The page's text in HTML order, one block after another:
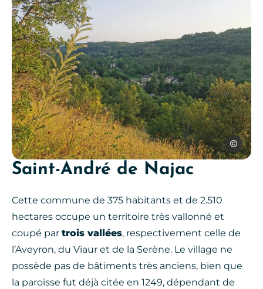
La Rouquette, © SPL Ouest
SPL
Saint-André de Najac
Cette commune de 375 habitants et de 2.510
hectares occupe un territoire très vallonné et
coupé par trois vallées, respectivement celle de
l’Aveyron, du Viaur et de la Serène. Le village ne
possède pas de bâtiments très anciens, bien que
la paroisse fut déjà citée en 1249, dépendant de